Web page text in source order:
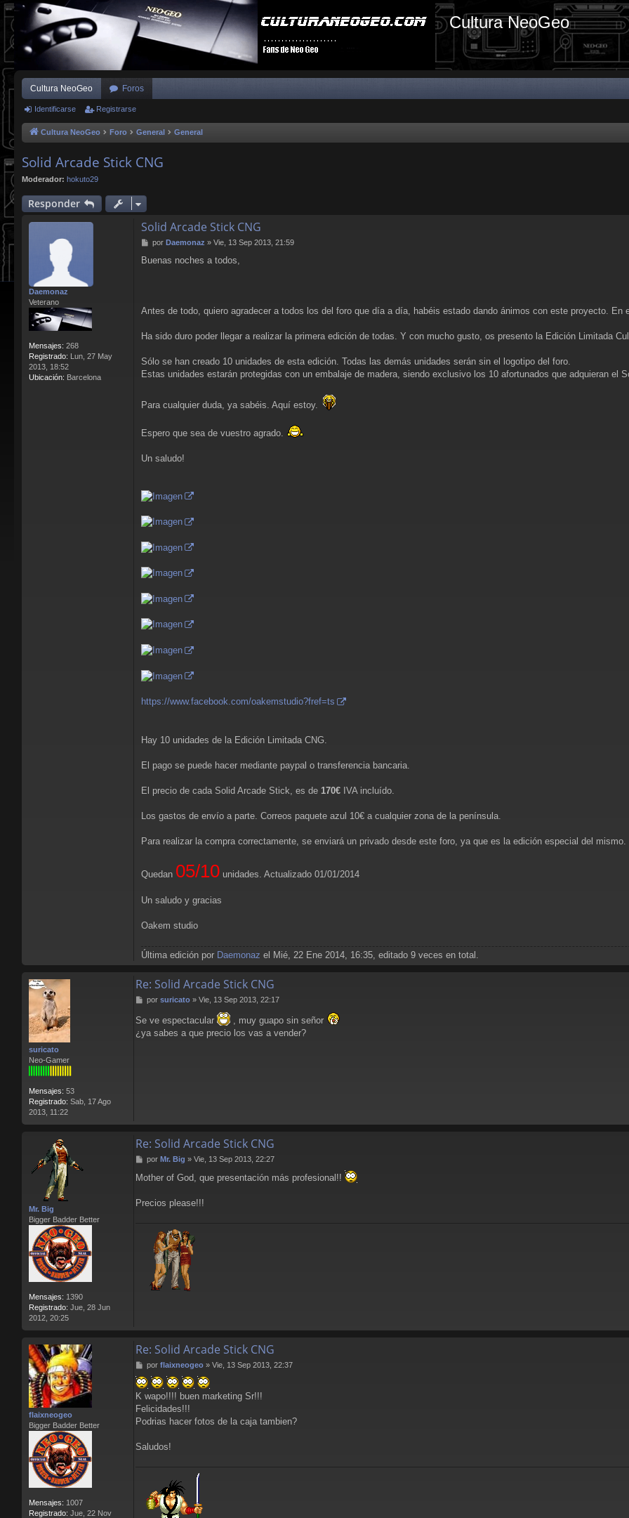
Cultura NeoGeo
Cultura NeoGeo Foros
Identificarse Registrarse
Cultura NeoGeo Foro General General
Solid Arcade Stick CNG
Moderador: hokuto29
Responder
Daemonaz
Veterano
Mensajes: 268
Registrado: Lun, 27 May
2013, 18:52
Ubicación: Barcelona
Solid Arcade Stick CNG
M
n
por Daemonaz » Vie, 13 Sep 2013, 21:59
Buenas noches a todos,
Antes de todo, quiero agradecer a todos los del foro que día a día, habéis estado dando ánimos con este proyecto. En
Ha sido duro poder llegar a realizar la primera edición de todas. Y con mucho gusto, os presento la Edición Limitada
Sólo se han creado 10 unidades de esta edición. Todas las demás unidades serán sin el logotipo del foro.
Estas unidades estarán protegidas con un embalaje de madera, siendo exclusivo los 10 afortunados que adquieran el
Para cualquier duda, ya sabéis. Aquí estoy.
Espero que sea de vuestro agrado.
Un saludo!
https://www.facebook.com/oakemstudio?fref=ts
Hay 10 unidades de la Edición Limitada CNG.
El pago se puede hacer mediante paypal o transferencia bancaria.
El precio de cada Solid Arcade Stick, es de 170€ IVA incluído.
Los gastos de envío a parte. Correos paquete azul 10€ a cualquier zona de la península.
Para realizar la compra correctamente, se enviará un privado desde este foro, ya que es la edición especial del mismo.
Quedan 05/10 unidades. Actualizado 01/01/2014
Un saludo y gracias
Oakem studio
Última edición por Daemonaz el Mié, 22 Ene 2014, 16:35, editado 9 veces en total.
suricato
Neo-Gamer
Mensajes: 53
Registrado: Sab, 17 Ago
2013, 11:22
Re: Solid Arcade Stick CNG
M
n
s
por suricato» Vie, 13 Sep 2013, 22:17
Se ve espectacular
, muy guapo sin señor
¿ya sabes a que precio los vas a vender?
Mr. Big
Bigger Badder Better
Mensajes: 1390
Registrado: Jue, 28 Jun
2012, 20:25
Re: Solid Arcade Stick CNG
M
n
a
por Mr. Big » Vie, 13 Sep 2013, 22:27
Mother of God, que presentación más profesional!!
Precios please!!!
flaixneogeo
Bigger Badder Better
Mensajes: 1007
Registrado: Jue, 22 Nov
Re: Solid Arcade Stick CNG
M
e
n
s
a
e
por flaixneogeo» Vie, 13 Sep 2013, 22:37
K wapo!!!! buen marketing Sr!!!
Felicidades!!!
Podrias hacer fotos de la caja tambien?
Saludos!